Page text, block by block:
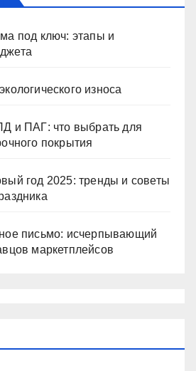
под ключ: этапы и
износа
и ПАГ: что выбрать для
покрытия
год 2025: тренды и советы
письмо: исчерпывающий
маркетплейсов